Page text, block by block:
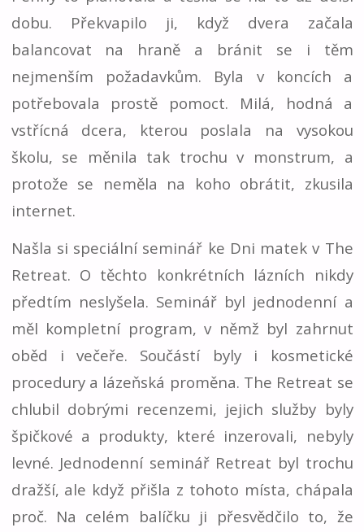
dobu. Překvapilo ji, když dvera začala
balancovat na hraně a bránit se i těm
nejmenším požadavkům. Byla v koncích a
potřebovala prostě pomoct. Milá, hodná a
vstřícná dcera, kterou poslala na vysokou
školu, se měnila tak trochu v monstrum, a
protože se neměla na koho obrátit, zkusila
internet.
Našla si speciální seminář ke Dni matek v The
Retreat. O těchto konkrétních lázních nikdy
předtím neslyšela. Seminář byl jednodenní a
měl kompletní program, v němž byl zahrnut
oběd i večeře. Součástí byly i kosmetické
procedury a lázeňská proměna. The Retreat se
chlubil dobrými recenzemi, jejich služby byly
špičkové a produkty, které inzerovali, nebyly
levné. Jednodenní seminář Retreat byl trochu
dražší, ale když přišla z tohoto místa, chápala
proč. Na celém balíčku ji přesvědčilo to, že